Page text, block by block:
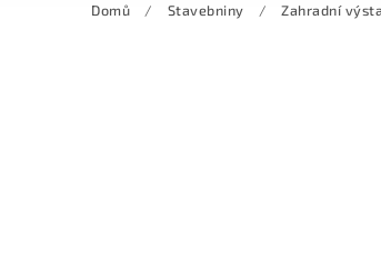
Domů / Stavebniny / Zahradní